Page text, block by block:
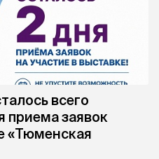
всего
приема заявок
«Тюменская